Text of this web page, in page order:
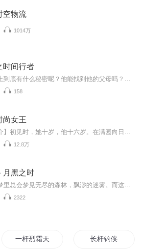
空物流
1014万
时间行者
158
尚女王
12.8万
月黑之时
2322
一杆烈霜天 长杆钓侠